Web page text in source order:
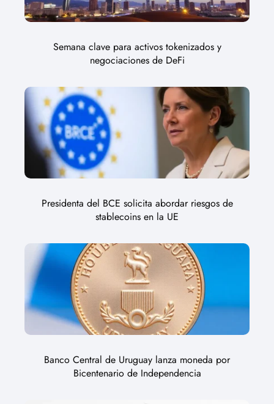
Semana clave para activos tokenizados y
negociaciones de DeFi
Presidenta del BCE solicita abordar riesgos de
stablecoins en la UE
Banco Central de Uruguay lanza moneda por
Bicentenario de Independencia